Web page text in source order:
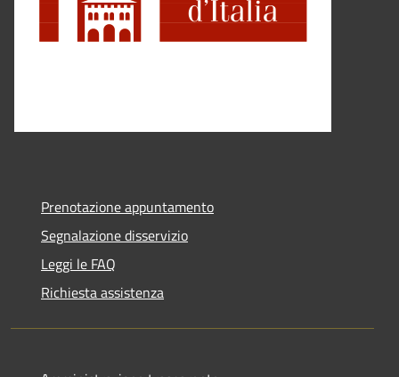
Prenotazione appuntamento
Segnalazione disservizio
Leggi le FAQ
Richiesta assistenza